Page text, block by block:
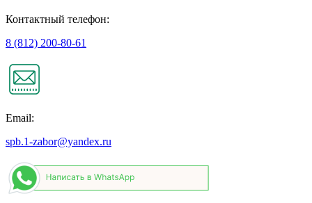
Контактный телефон:
8 (812) 200-80-61
Email:
spb.1-zabor@yandex.ru